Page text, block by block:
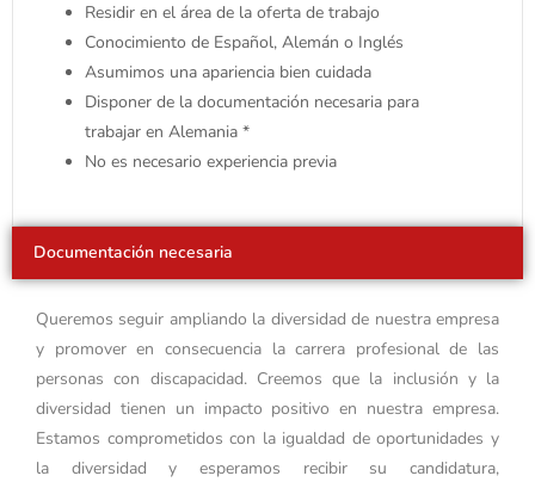
Residir en el área de la oferta de trabajo
Conocimiento de Español, Alemán o Inglés
Asumimos una apariencia bien cuidada
Disponer de la documentación necesaria para
trabajar en Alemania *
No es necesario experiencia previa
Documentación necesaria
Queremos seguir ampliando la diversidad de nuestra empresa
y promover en consecuencia la carrera profesional de las
personas con discapacidad. Creemos que la inclusión y la
diversidad tienen un impacto positivo en nuestra empresa.
Estamos comprometidos con la igualdad de oportunidades y
la diversidad y esperamos recibir su candidatura,